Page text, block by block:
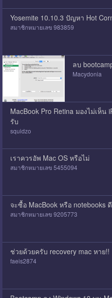
Yosemite 10.10.3 ปัญหา Hot
สมาชิกหมายเลข 983859
ลบ
Macydonia
MacBook Pro Retina มองไม่เห็น
รับ
squidzo
เราควรอัพ Mac OS หรือไม่
สมาชิกหมายเลข 5455094
จะซื้อ MacBook หรือ notebooks
สมาชิกหมายเลข 9205773
ช่วยด้วยครับ recovery mac หาย!!
faeis2874